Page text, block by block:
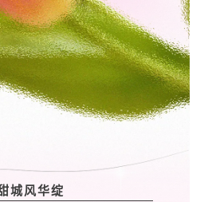
城风华绽